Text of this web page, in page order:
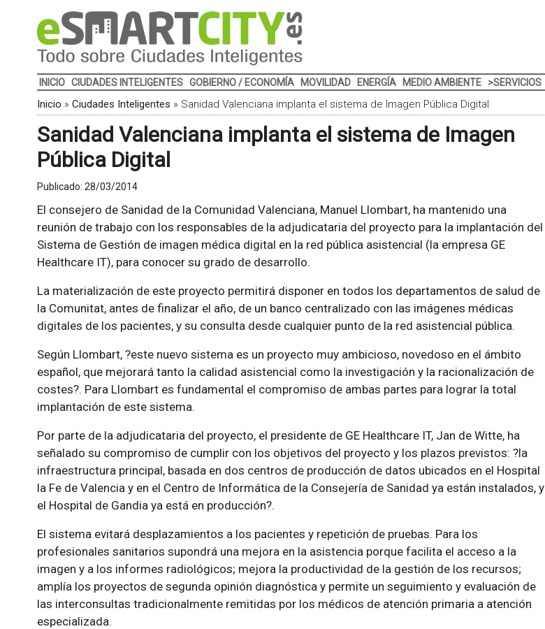
INICIO CIUDADES INTELIGENTES GOBIERNO / ECONOMÍA MOVILIDAD ENERGÍA MEDIO AMBIENTE >SERVICIOS
Inicio » Ciudades Inteligentes » Sanidad Valenciana implanta el sistema de Imagen Pública Digital
Sanidad Valenciana implanta el sistema de Imagen
Pública Digital
Publicado: 28/03/2014
El consejero de Sanidad de la Comunidad Valenciana, Manuel Llombart, ha mantenido una
reunión de trabajo con los responsables de la adjudicataria del proyecto para la implantación del
Sistema de Gestión de imagen médica digital en la red pública asistencial (la empresa GE
Healthcare IT), para conocer su grado de desarrollo.
La materialización de este proyecto permitirá disponer en todos los departamentos de salud de
la Comunitat, antes de finalizar el año, de un banco centralizado con las imágenes médicas
digitales de los pacientes, y su consulta desde cualquier punto de la red asistencial pública.
Según Llombart, ?este nuevo sistema es un proyecto muy ambicioso, novedoso en el ámbito
español, que mejorará tanto la calidad asistencial como la investigación y la racionalización de
costes?. Para Llombart es fundamental el compromiso de ambas partes para lograr la total
implantación de este sistema.
Por parte de la adjudicataria del proyecto, el presidente de GE Healthcare IT, Jan de Witte, ha
señalado su compromiso de cumplir con los objetivos del proyecto y los plazos previstos: ?la
infraestructura principal, basada en dos centros de producción de datos ubicados en el Hospital
la Fe de Valencia y en el Centro de Informática de la Consejería de Sanidad ya están instalados, y
el Hospital de Gandia ya está en producción?.
El sistema evitará desplazamientos a los pacientes y repetición de pruebas. Para los
profesionales sanitarios supondrá una mejora en la asistencia porque facilita el acceso a la
imagen y a los informes radiológicos; mejora la productividad de la gestión de los recursos;
amplía los proyectos de segunda opinión diagnóstica y permite un seguimiento y evaluación de
las interconsultas tradicionalmente remitidas por los médicos de atención primaria a atención
especializada.